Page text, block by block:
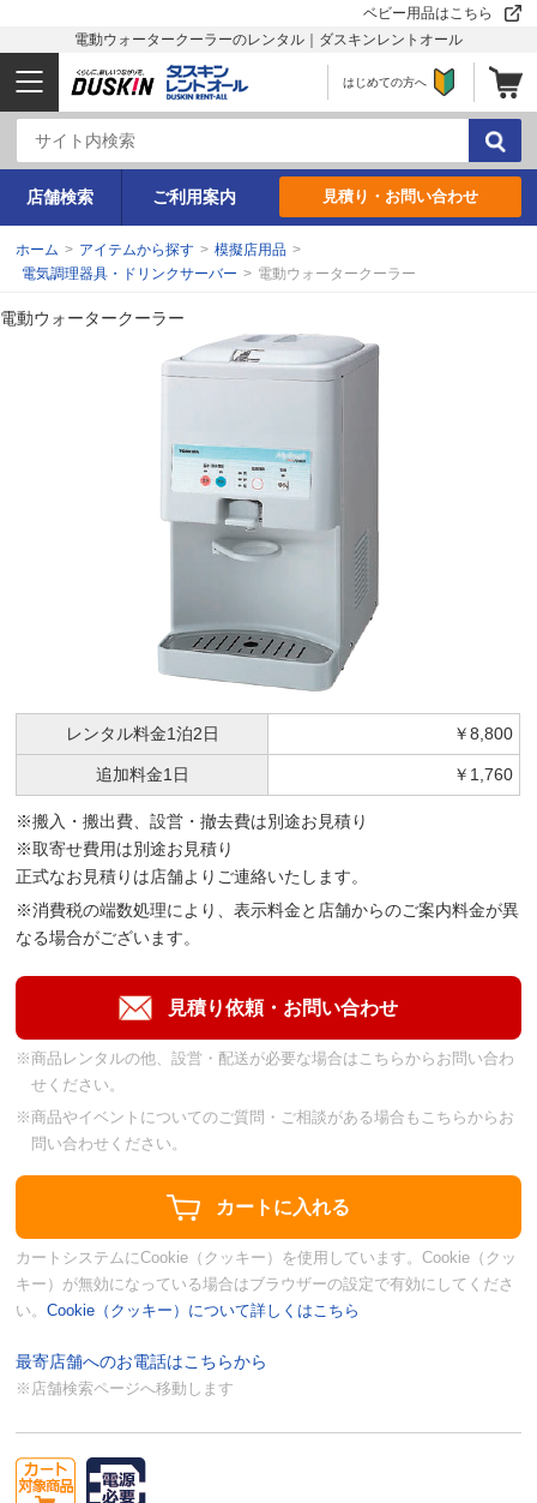
ベビー用品はこちら
電動ウォータークーラーのレンタル｜ダスキンレントオール
はじめての方へ
店舗検索 ご利用案内 見積り・お問い合わせ
ホーム > アイテムから探す > 模擬店用品 >
電気調理器具・ドリンクサーバー > 電動ウォータークーラー
電動ウォータークーラー
レンタル料金1泊2日 ￥8,800
追加料金1日 ￥1,760
※搬入・搬出費、設営・撤去費は別途お見積り
※取寄せ費用は別途お見積り
正式なお見積りは店舗よりご連絡いたします。
※消費税の端数処理により、表示料金と店舗からのご案内料金が異
なる場合がございます。
※商品レンタルの他、設営・配送が必要な場合はこちらからお問い合わ
せください。
※商品やイベントについてのご質問・ご相談がある場合もこちらからお
問い合わせください。
カートシステムにCookie（クッキー）を使用しています。Cookie（クッ
キー）が無効になっている場合はブラウザーの設定で有効にしてくださ
い。Cookie（クッキー）について詳しくはこちら
最寄店舗へのお電話はこちらから
※店舗検索ページへ移動します